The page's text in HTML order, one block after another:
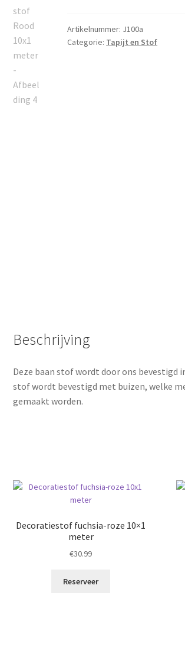
aantal
Artikelnummer: J100a
Categorie: Tapijt en Stof
Beschrijving
Deze baan stof wordt door ons bevestigd
stof wordt bevestigd met buizen, welke
gemaakt worden.
Decoratiestof fuchsia-roze 10×1
meter
€30.99
Reserveer